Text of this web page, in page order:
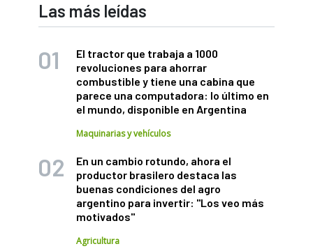
Las más leídas
El tractor que trabaja a 1000
revoluciones para ahorrar
combustible y tiene una cabina que
parece una computadora: lo último en
el mundo, disponible en Argentina
Maquinarias y vehículos
En un cambio rotundo, ahora el
productor brasilero destaca las
buenas condiciones del agro
argentino para invertir: "Los veo más
motivados"
Agricultura